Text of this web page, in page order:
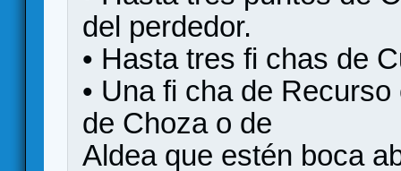
del perdedor.
• Hasta tres fi chas de
• Una fi cha de
de Choza o de
Aldea que estén boca